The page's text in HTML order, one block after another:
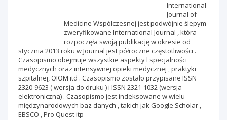
International
Journal of
Medicine Współczesnej jest podwójnie ślepym
zweryfikowane International Journal , która
rozpoczęła swoją publikację w okresie od
stycznia 2013 roku w Journal jest półroczne częstotliwości .
Czasopismo obejmuje wszystkie aspekty l specjalności
medycznych oraz intensywnej opieki medycznej , praktyki
szpitalnej, OIOM itd . Czasopismo zostało przypisane ISSN
2320-9623 ( wersja do druku ) i ISSN 2321-1032 (wersja
elektroniczna) . Czasopismo jest indeksowane w wielu
międzynarodowych baz danych , takich jak Google Scholar ,
EBSCO , Pro Quest itp